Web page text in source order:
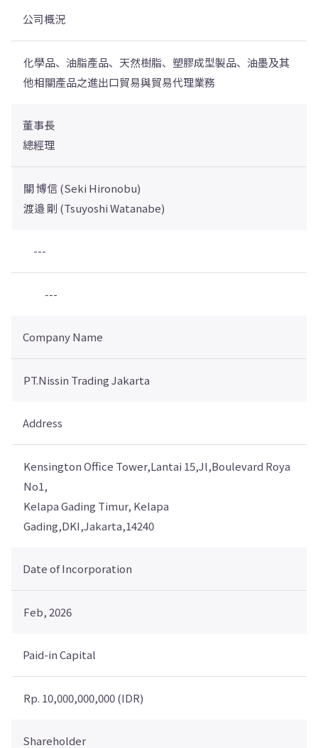
公司概況
化學品、油脂產品、天然樹脂、塑膠成型製品、油墨及其
他相關產品之進出口貿易與貿易代理業務
董事長
總經理
關 博信 (Seki Hironobu)
渡邉 剛 (Tsuyoshi Watanabe)
---
---
Company Name
PT.Nissin Trading Jakarta
Address
Kensington Office Tower,Lantai 15,Jl,Boulevard Roya
No1,
Kelapa Gading Timur, Kelapa
Gading,DKI,Jakarta,14240
Date of Incorporation
Feb, 2026
Paid-in Capital
Rp. 10,000,000,000 (IDR)
Shareholder